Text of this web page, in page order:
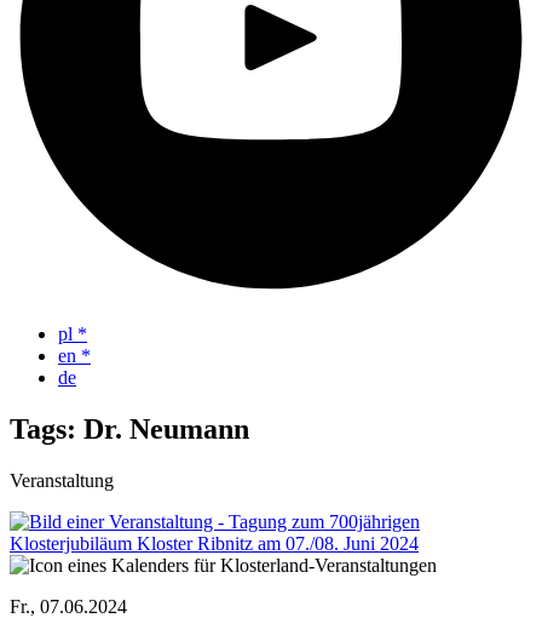
pl *
en *
de
Tags: Dr. Neumann
Veranstaltung
Fr., 07.06.2024